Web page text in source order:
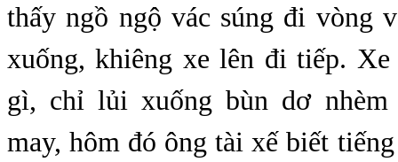
thấy ngồ ngộ vác súng đi vòng
xuống, khiêng xe lên đi tiếp.
gì, chỉ lủi xuống bùn dơ nhèm
may, hôm đó ông tài xế biết